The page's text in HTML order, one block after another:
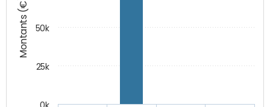
Montants (€)
0k
25k
50k